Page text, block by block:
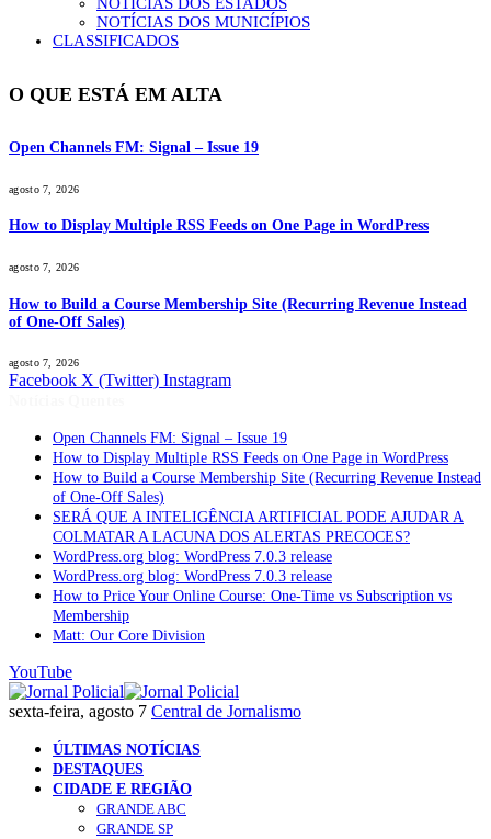
NOTÍCIAS DOS MUNICÍPIOS
CLASSIFICADOS
O QUE ESTÁ EM ALTA
Open Channels FM: Signal – Issue 19
agosto 7, 2026
How to Display Multiple RSS Feeds on One Page in WordPress
agosto 7, 2026
How to Build a Course Membership Site (Recurring Revenue Instead
of One-Off Sales)
agosto 7, 2026
Facebook X (Twitter) Instagram
Open Channels FM: Signal – Issue 19
How to Display Multiple RSS Feeds on One Page in WordPress
How to Build a Course Membership Site (Recurring Revenue Instead
of One-Off Sales)
SERÁ QUE A INTELIGÊNCIA ARTIFICIAL PODE AJUDAR A
COLMATAR A LACUNA DOS ALERTAS PRECOCES?
WordPress.org blog: WordPress 7.0.3 release
WordPress.org blog: WordPress 7.0.3 release
How to Price Your Online Course: One-Time vs Subscription vs
Membership
Matt: Our Core Division
YouTube
sexta-feira, agosto 7 Central de Jornalismo
ÚLTIMAS NOTÍCIAS
DESTAQUES
CIDADE E REGIÃO
GRANDE ABC
GRANDE SP